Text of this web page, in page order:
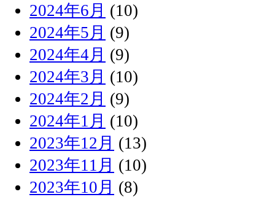
2024年6月 (10)
2024年5月 (9)
2024年4月 (9)
2024年3月 (10)
2024年2月 (9)
2024年1月 (10)
2023年12月 (13)
2023年11月 (10)
2023年10月 (8)